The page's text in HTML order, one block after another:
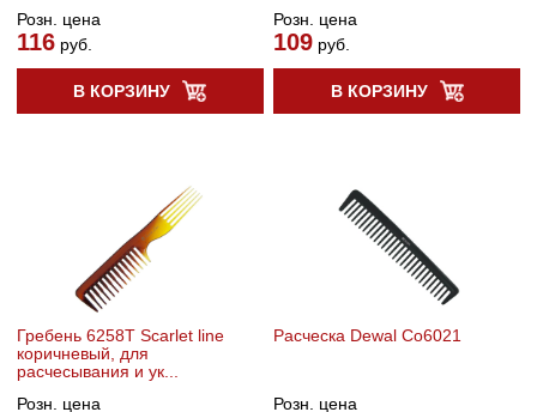
Розн. цена
116руб.
В КОРЗИНУ
Розн. цена
109 руб.
В КОРЗИНУ
Гребень 6258T Scarlet line
коричневый, для
расчесывания и ук...
Розн. цена
Расческа Dewal Co6021
Розн. цена